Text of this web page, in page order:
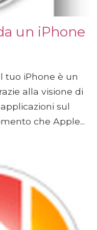
un iPhone
tuo iPhone è un
alla visione di
sul
che Apple...